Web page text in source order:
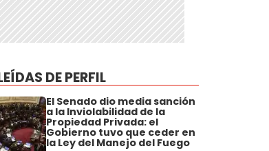
DE PERFIL
El Senado dio media sanción
a la Inviolabilidad de la
Propiedad Privada: el
Gobierno tuvo que ceder en
la Ley del Manejo del Fuego